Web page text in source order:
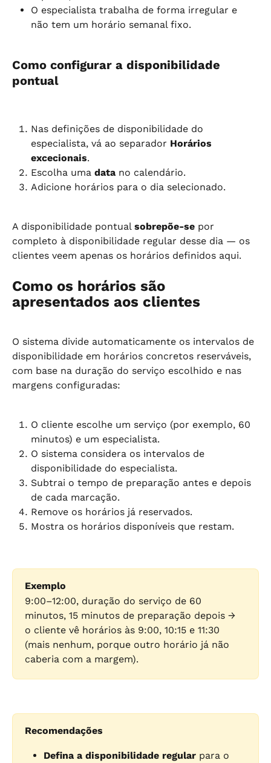
O especialista trabalha de forma irregular e
não tem um horário semanal fixo.
Como configurar a disponibilidade
pontual
Nas definições de disponibilidade do
especialista, vá ao separador Horários
excecionais.
Escolha uma data no calendário.
Adicione horários para o dia selecionado.
A disponibilidade pontual sobrepõe-se por
completo à disponibilidade regular desse dia — os
clientes veem apenas os horários definidos aqui.
Como os horários são
apresentados aos clientes
O sistema divide automaticamente os intervalos de
disponibilidade em horários concretos reserváveis,
com base na duração do serviço escolhido e nas
margens configuradas:
O cliente escolhe um serviço (por exemplo, 60
minutos) e um especialista.
O sistema considera os intervalos de
disponibilidade do especialista.
Subtrai o tempo de preparação antes e depois
de cada marcação.
Remove os horários já reservados.
Mostra os horários disponíveis que restam.
Exemplo
9:00–12:00, duração do serviço de 60
minutos, 15 minutos de preparação depois →
o cliente vê horários às 9:00, 10:15 e 11:30
(mais nenhum, porque outro horário já não
caberia com a margem).
Recomendações
Defina a disponibilidade regular para o